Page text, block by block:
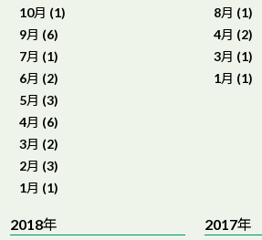
10月 (1)
9月 (6)
7月 (1)
6月 (2)
5月 (3)
4月 (6)
3月 (2)
2月 (3)
1月 (1)
8月 (1)
4月 (2)
3月 (1)
1月 (1)
2018年 2017年